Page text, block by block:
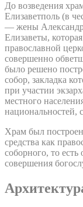
До возведения
Елизаветполь (в
— жены
Елизаветы,
православной
совершенно
было решено
собор, закладка
при участии
местного
национальностей,
Храм был
средства как
соборного, то
совершения